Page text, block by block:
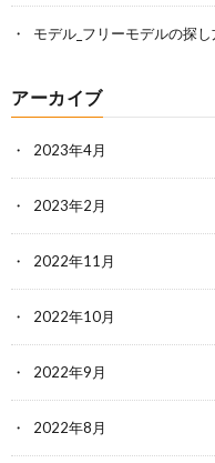
モデル_フリーモデルの探
アーカイブ
2023年4月
2023年2月
2022年11月
2022年10月
2022年9月
2022年8月